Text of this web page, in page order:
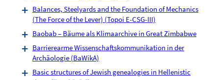
Balances, Steelyards and the Foundation of Mechanics
(The Force of the Lever) (Topoi E-CSG-III)
Baobab – Bäume als Klimaarchive in Great Zimbabwe
Barrierearme Wissenschaftskommunikation in der
Archäologie (BaWikA)
Basic structures of Jewish genealogies in Hellenistic